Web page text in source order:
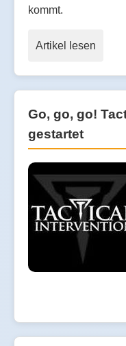
kommt.
Artikel lesen
Go, go, go!
gestartet